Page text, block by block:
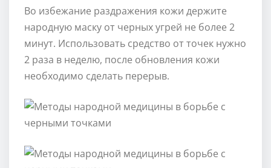
Во избежание раздражения кожи держите
народную маску от черных угрей не более 2
минут. Использовать средство от точек нужно
2 раза в неделю, после обновления кожи
необходимо сделать перерыв.